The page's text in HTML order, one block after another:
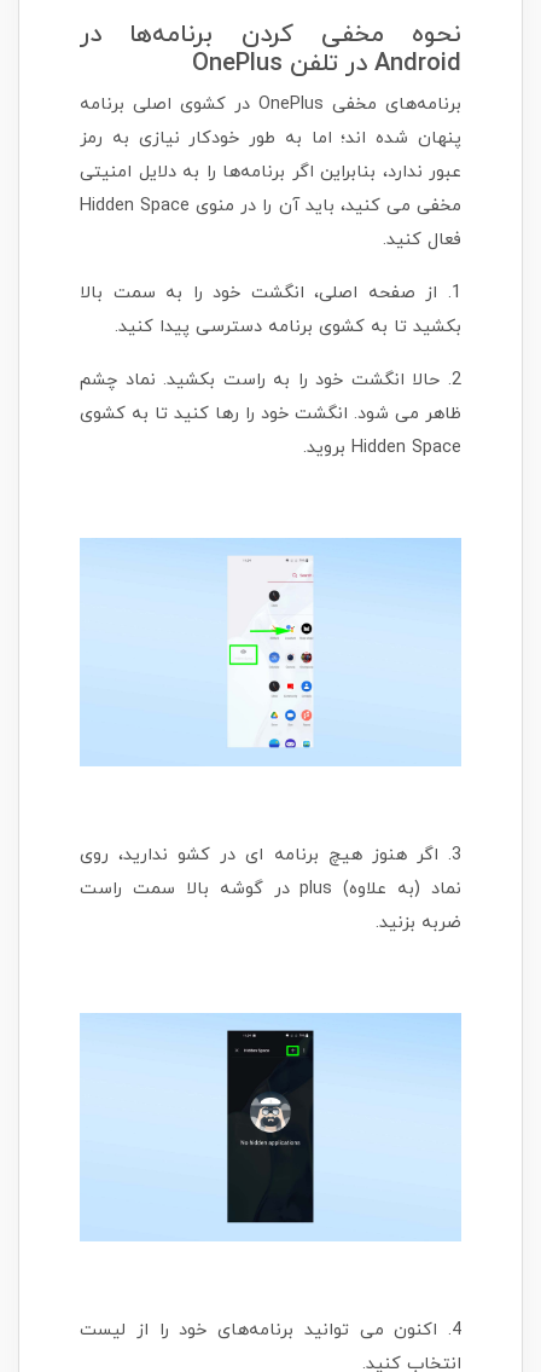
نحوه مخفی کردن برنامه‌ها در
Android در تلفن OnePlus
برنامه‌های مخفی OnePlus در کشوی اصلی برنامه
پنهان شده اند؛ اما به طور خودکار نیازی به رمز
عبور ندارد، بنابراین اگر برنامه‌ها را به دلایل امنیتی
مخفی می کنید، باید آن را در منوی Hidden Space
فعال کنید.
1. از صفحه اصلی، انگشت خود را به سمت بالا
بکشید تا به کشوی برنامه دسترسی پیدا کنید.
2. حالا انگشت خود را به راست بکشید. نماد چشم
ظاهر می شود. انگشت خود را رها کنید تا به کشوی
Hidden Space بروید.
3. اگر هنوز هیچ برنامه ای در کشو ندارید، روی
نماد (به علاوه) plus در گوشه بالا سمت راست
ضربه بزنید.
4. اکنون می توانید برنامه‌های خود را از لیست
انتخاب کنید.